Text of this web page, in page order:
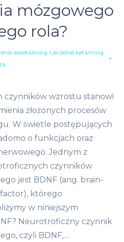
mózgowego
rola?
esketaminą, Leczenie ketaminą,
czynników wzrostu stanowi
złożonych procesów
W świetle postępujących
o funkcjach oraz
Jednym z
czynników
jest BDNF (ang. brain-
którego
w niniejszym
Neurotroficzny czynnik
czyli BDNF,…